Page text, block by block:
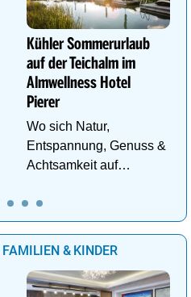
Kühler Sommerurlaub
auf der Teichalm im
Almwellness Hotel
Pierer
Wo sich Natur,
Entspannung, Genuss &
Achtsamkeit auf
begegnen.
FAMILIEN & KINDER